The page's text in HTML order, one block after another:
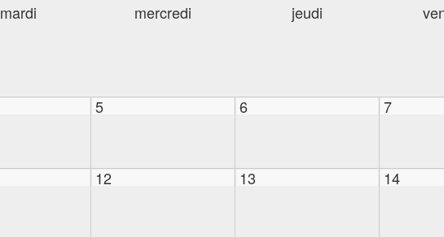
mardi mercredi jeudi
5 6 7
12 13 14